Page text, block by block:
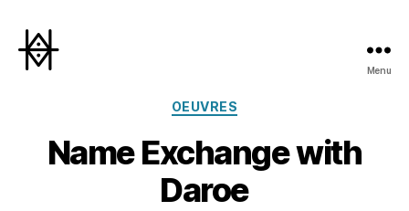
Menu
Catégories
OEUVRES
Name Exchange with
Daroe